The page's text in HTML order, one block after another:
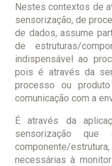
Nestes contextos de
sensorização, de
de dados, assume
de estruturas/
indispensável ao
pois é através da
processo ou
comunicação com a
É através da
sensorização
componente/
necessárias à